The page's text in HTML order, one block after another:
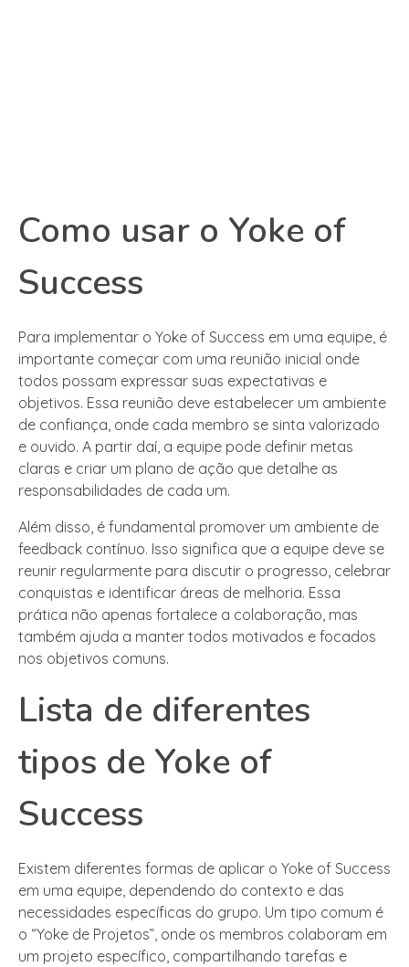
Como usar o Yoke of
Success
Para implementar o Yoke of Success em uma equipe, é
importante começar com uma reunião inicial onde
todos possam expressar suas expectativas e
objetivos. Essa reunião deve estabelecer um ambiente
de confiança, onde cada membro se sinta valorizado
e ouvido. A partir daí, a equipe pode definir metas
claras e criar um plano de ação que detalhe as
responsabilidades de cada um.
Além disso, é fundamental promover um ambiente de
feedback contínuo. Isso significa que a equipe deve se
reunir regularmente para discutir o progresso, celebrar
conquistas e identificar áreas de melhoria. Essa
prática não apenas fortalece a colaboração, mas
também ajuda a manter todos motivados e focados
nos objetivos comuns.
Lista de diferentes
tipos de Yoke of
Success
Existem diferentes formas de aplicar o Yoke of Success
em uma equipe, dependendo do contexto e das
necessidades específicas do grupo. Um tipo comum é
o “Yoke de Projetos”, onde os membros colaboram em
um projeto específico, compartilhando tarefas e